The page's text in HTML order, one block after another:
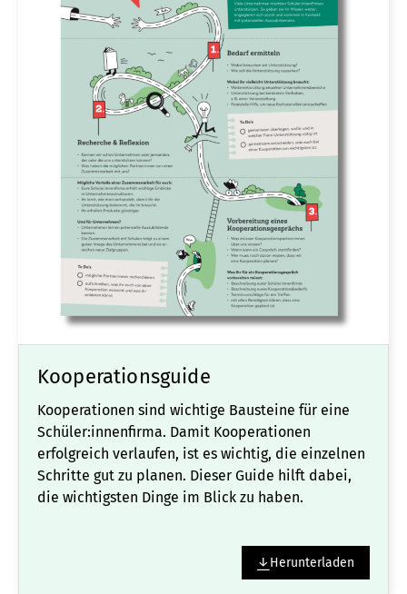
Kooperationsguide
Kooperationen sind wichtige Bausteine für eine
Schüler:innenfirma. Damit Kooperationen
erfolgreich verlaufen, ist es wichtig, die einzelnen
Schritte gut zu planen. Dieser Guide hilft dabei,
die wichtigsten Dinge im Blick zu haben.
Herunterladen